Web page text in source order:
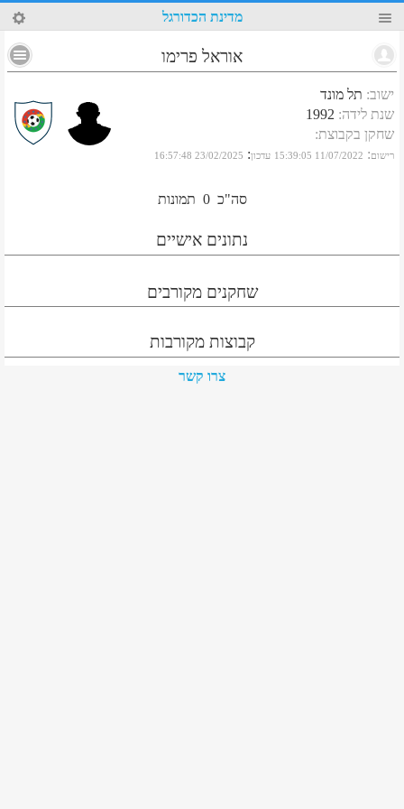
4 מדינת הכדורגל
אוראל פרימו
ישוב: תל מונד
שנת לידה:
1992
שחקן בקבוצת:
רישום:
11/07/2022 15:39:05 עדכון:
23/02/2025 16:57:48
סה"כ 0 תמונות
נתונים אישיים
שחקנים מקורבים
קבוצות מקורבות
צרו קשר